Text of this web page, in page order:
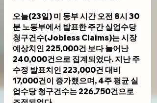
오늘(23일) 미 동부 시간 오전 8시 30
분 노동부에서 발표한 주간 실업수당
청구건수(Jobless Claims)는 시장
예상치인 225,000건 보다 늘어난
240,000건으로 집계되었다. 지난 주
수정 발표치인 223,000건 대비
17,000건이 증가했으며, 4주 평균 실
업수당 청구건수는 226,750건으로